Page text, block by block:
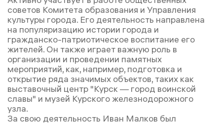
советов Комитета образования и Управления
культуры города. Его деятельность направлена
на популяризацию истории города и
гражданско-патриотическое воспитание его
жителей. Он также играет важную роль в
организации и проведении памятных
мероприятий, как, например, подготовка и
открытие ряда значимых объектов, таких как
выставочный центр "Курск — город воинской
славы" и музей Курского железнодорожного
узла.
За свою деятельность Иван Малков был